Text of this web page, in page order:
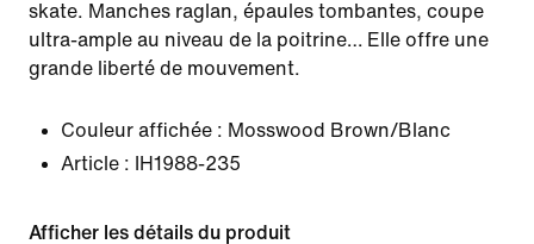
skate. Manches raglan, épaules tombantes, coupe
ultra-ample au niveau de la poitrine… Elle offre une
grande liberté de mouvement.
Couleur affichée : Mosswood Brown/Blanc
Article :
IH1988-235
Afficher les détails du produit